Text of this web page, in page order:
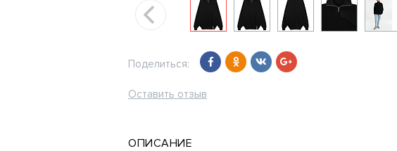
Поделиться:
Оставить отзыв
ОПИСАНИЕ